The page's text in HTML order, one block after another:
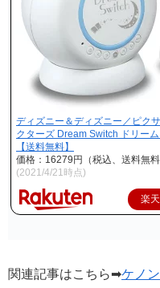
ディズニー＆ディズニー／ピク
クターズ Dream Switch ドリー
【送料無料】
価格：16279円（税込、送料無
(2021/4/21時点)
楽
関連記事はこちら➡ケノ